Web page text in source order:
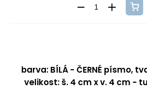
barva: BÍLÁ - ČERNÉ písmo,
velikost: š. 4 cm x v. 4 cm -